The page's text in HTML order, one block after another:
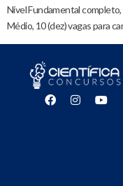
Nível Fundamental
Médio, 10 (dez) vagas para